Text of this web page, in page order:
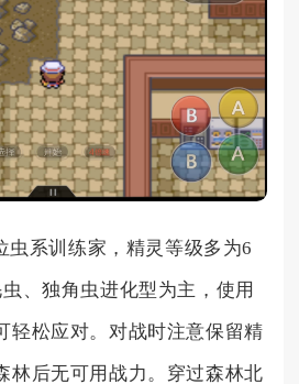
虫系训练家，精灵等级多为6
、独角虫进化型为主，使用
轻松应对。对战时注意保留精
林后无可用战力。穿过森林北